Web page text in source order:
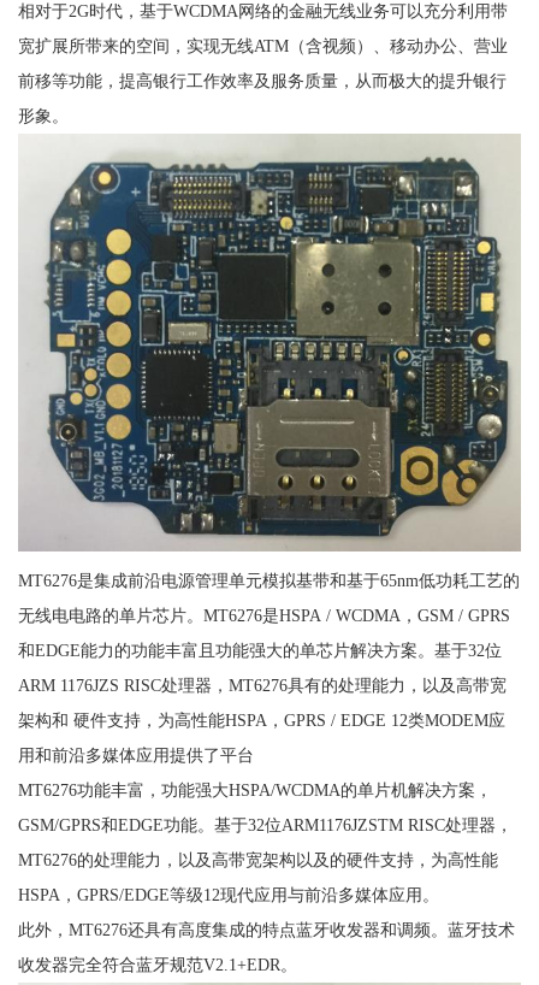
相对于2G时代，基于WCDMA网络的金融无线业务可以充分利用带
宽扩展所带来的空间，实现无线ATM（含视频）、移动办公、营业
前移等功能，提高银行工作效率及服务质量，从而极大的提升银行
形象。
MT6276是集成前沿电源管理单元模拟基带和基于65nm低功耗工艺的
无线电电路的单片芯片。MT6276是HSPA / WCDMA，GSM / GPRS
和EDGE能力的功能丰富且功能强大的单芯片解决方案。基于32位
ARM 1176JZS RISC处理器，MT6276具有的处理能力，以及高带宽
架构和 硬件支持，为高性能HSPA，GPRS / EDGE 12类MODEM应
用和前沿多媒体应用提供了平台
MT6276功能丰富，功能强大HSPA/WCDMA的单片机解决方案，
GSM/GPRS和EDGE功能。基于32位ARM1176JZSTM RISC处理器，
MT6276的处理能力，以及高带宽架构以及的硬件支持，为高性能
HSPA，GPRS/EDGE等级12现代应用与前沿多媒体应用。
此外，MT6276还具有高度集成的特点蓝牙收发器和调频。蓝牙技术
收发器完全符合蓝牙规范V2.1+EDR。